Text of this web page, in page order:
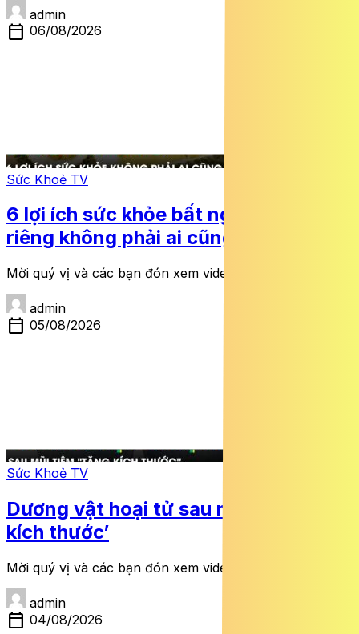
admin
calendar_today 06/08/2026
Sức Khoẻ TV
6 lợi ích sức khỏe bất ngờ của sầu
riêng không phải ai cũng biết
Mời quý vị và các bạn đón xem video dưới đây:
admin
calendar_today 05/08/2026
Sức Khoẻ TV
Dương vật hoại tử sau mũi tiêm ‘tăng
kích thước’
Mời quý vị và các bạn đón xem video dưới đây:
admin
calendar_today 04/08/2026